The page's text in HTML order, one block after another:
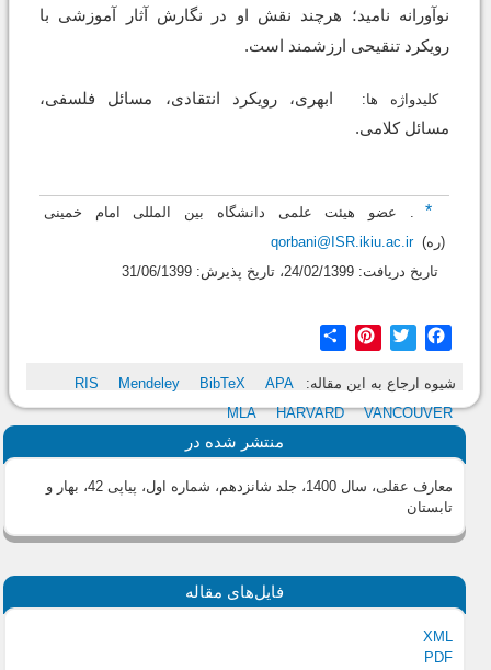
نوآورانه نامید؛ هرچند نقش او در نگارش آثار آموزشی با
رویکرد تنقیحی ارزشمند است.
کلیدواژه ها:
ابهری، رویکرد انتقادی، مسائل فلسفی،
مسائل کلامی.
*
. عضو هیئت علمی دانشگاه بین المللی امام خمینی
(ره) qorbani@ISR.ikiu.ac.ir
تاریخ دریافت: 24/02/1399، تاریخ پذیرش: 31/06/1399
Facebook
Twitter
Pinterest
شیوه ارجاع به این مقاله: RIS Mendeley BibTeX
APA
MLA
HARVARD VANCOUVER
منتشر شده در
معارف عقلی، سال 1400، جلد شانزدهم، شماره اول، پیاپی 42، بهار و
تابستان
فایل‌های مقاله
XML
PDF